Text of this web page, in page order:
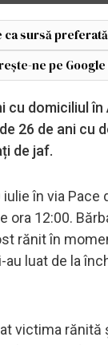
ca sursă
ne pe Google
cu domiciliul în
26 de ani cu
de jaf.
în via Pace
ora 12:00.
rănit în
au luat de la
victima